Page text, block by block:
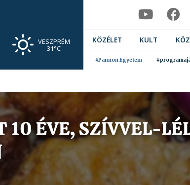
VESZPRÉM
31°C
KÖZÉLET KULT
#Pannon Egyetem